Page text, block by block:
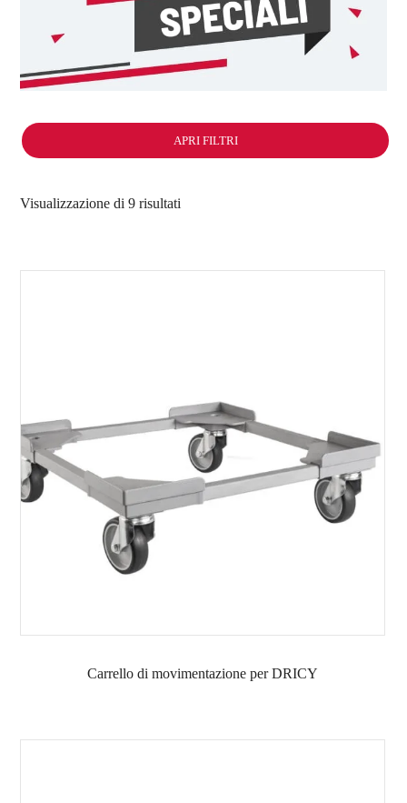
APRI FILTRI
Visualizzazione di 9 risultati
Carrello di movimentazione per DRICY